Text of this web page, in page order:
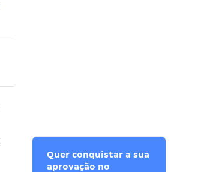
Quer conquistar a sua
aprovação no